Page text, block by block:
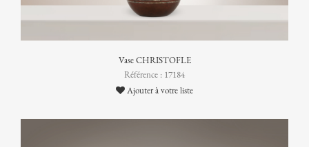
Vase CHRISTOFLE
Référence : 17184
Ajouter à votre liste